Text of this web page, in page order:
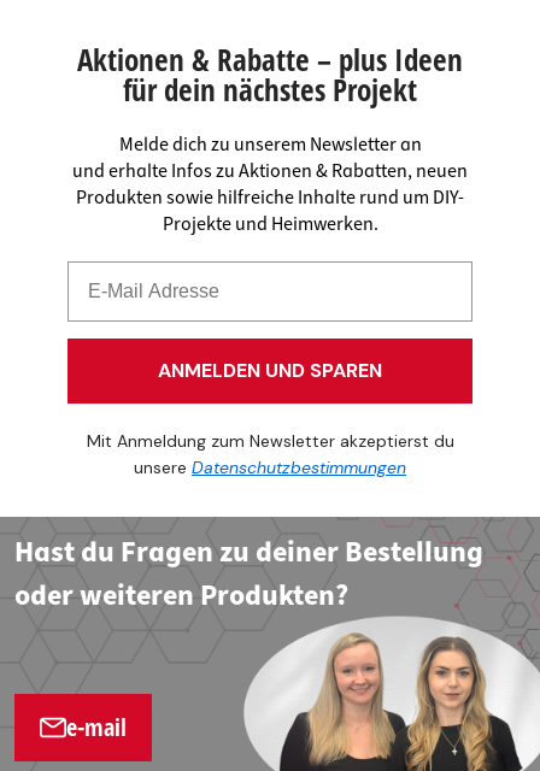
bei paarweiser Verwendung (geprüft) Einsatzbereich: Innen-
und Außenbereich Kompakte, platzsparende Bauweise
Wandmontage mit handelsüblichen Befestigungsmitteln
(nicht im Lieferumfang) Lieferumfang: 1 Stück - Klappkonsole
Aktionen & Rabatte – plus Ideen
für dein nächstes Projekt
Melde dich zu unserem Newsletter an
und erhalte Infos zu Aktionen & Rabatten, neuen
Produkten sowie hilfreiche Inhalte rund um DIY-
Projekte und Heimwerken.
ANMELDEN UND SPAREN
Mit Anmeldung zum Newsletter akzeptierst du
unsere Datenschutzbestimmungen
Hast du Fragen zu deiner Bestellung
oder weiteren Produkten?
e-mail